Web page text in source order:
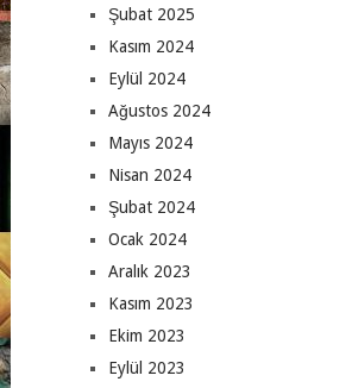
Şubat 2025
Kasım 2024
Eylül 2024
Ağustos 2024
Mayıs 2024
Nisan 2024
Şubat 2024
Ocak 2024
Aralık 2023
Kasım 2023
Ekim 2023
Eylül 2023